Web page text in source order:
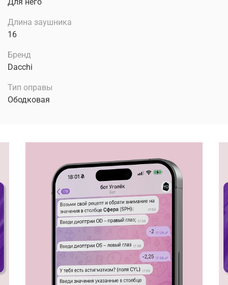
Длина заушника
16
Бренд
Dacchi
Тип оправы
Ободковая